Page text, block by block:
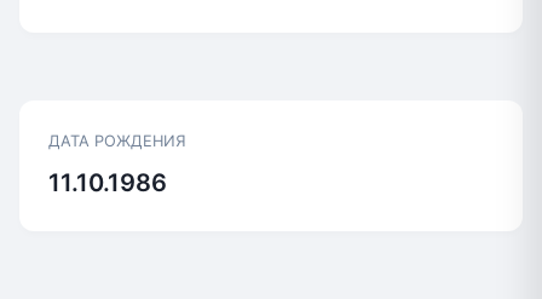
ДАТА РОЖДЕНИЯ
11.10.1986